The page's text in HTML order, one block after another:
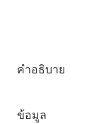
คำอธิบาย
ข้อมูล